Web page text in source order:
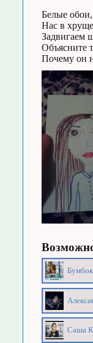
Белые
Нас в
Задвигаем
Объясните
Почему он
Саша